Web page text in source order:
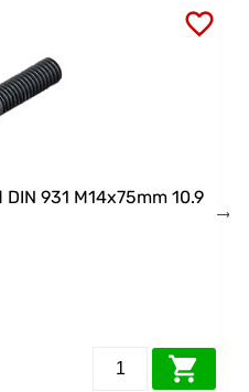
931 M14x75mm 10.9